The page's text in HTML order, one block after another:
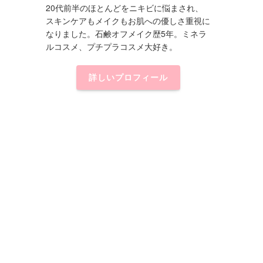
20代前半のほとんどをニキビに悩まされ、
スキンケアもメイクもお肌への優しさ重視に
なりました。石鹸オフメイク歴5年。ミネラ
ルコスメ、プチプラコスメ大好き。
詳しいプロフィール